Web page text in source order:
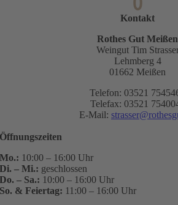
Kontakt
Rothes Gut Meißen
Weingut Tim
Lehmberg 4
01662 Meißen
Telefon: 03521
Telefax: 03521
E-Mail:
Öffnungszeiten
Mo.: 10:00 – 16:00 Uhr
Di. – Mi.: geschlossen
Do. – Sa.: 10:00 – 16:00 Uhr
So. & Feiertag: 11:00 – 16:00 Uhr